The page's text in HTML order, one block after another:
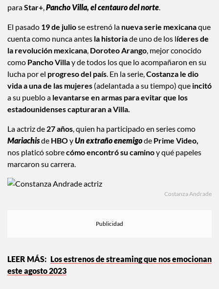
Costanza Andrade llega a la pantalla chica con su nueva serie
El pasado19 de juliose estrenó lanueva serie mexicanaque
cuenta como nunca antesla historiade uno de los líderes de
la revolución mexicana,Doroteo Arango, mejor conocido
como Pancho Villay de todos los que lo acompañaron en su
lucha por elprogreso del país. En la serie,Costanza le dio
vida a una de las mujeres(adelantada a su tiempo) que
a su pueblo alevantarse en armas para evitar que los
La actriz de27 años, quien ha participado en series como
MariachisdeHBOyUn extraño enemigodePrime Video,
nos platicó sobrecómo encontró su camino
Los estrenos de streaming que nos emocionan